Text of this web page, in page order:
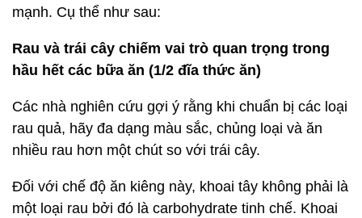
mạnh. Cụ thể như sau:
Rau và trái cây chiếm vai trò quan trọng trong
hầu hết các bữa ăn (1/2 đĩa thức ăn)
Các nhà nghiên cứu gợi ý rằng khi chuẩn bị các loại
rau quả, hãy đa dạng màu sắc, chủng loại và ăn
nhiều rau hơn một chút so với trái cây.
Đối với chế độ ăn kiêng này, khoai tây không phải là
một loại rau bởi đó là carbohydrate tinh chế. Khoai